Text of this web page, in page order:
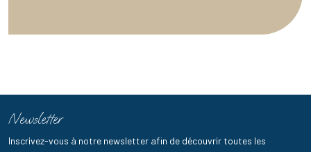
Newsletter
Inscrivez-vous à notre newsletter afin de découvrir toutes les